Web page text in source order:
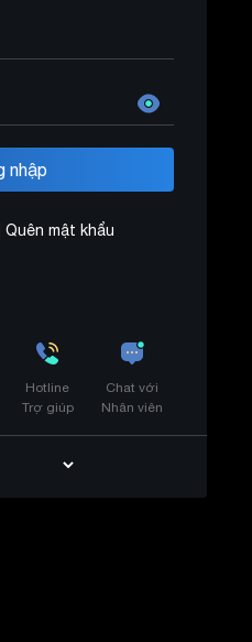
Quên mật khẩu
Hotline
Trợ giúp
Chat với
Nhân viên